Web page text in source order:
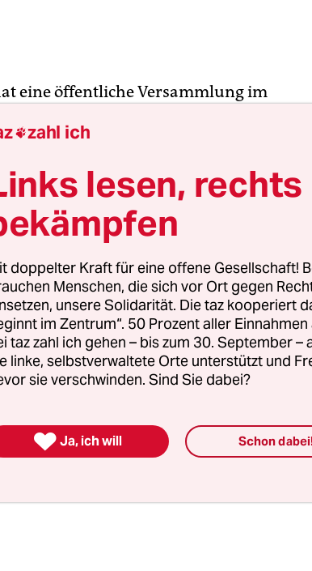
eine öffentliche Versammlung im
In der Erklärung „Bunker von
die fehlende Beteiligung am Projekt
eine stadtteilverträgliche Alternative
Intransparenz geprägt, sagt
für die Linksfraktion im City- und
Beteiligung der Bezirksversammlung
bisher ausgeblieben.“ Jakob nennt
kolossalen Garten-Aufbau
Deckmantel“, bei dem kein
seien.
zahl ich
lesen, rechts
doppelter Kraft für eine offene Gesellschaft!
Menschen, die sich vor Ort gegen
unsere Solidarität. Die taz kooperiert
im Zentrum“. 50 Prozent aller
taz zahl ich gehen – bis zum 30. September –
linke, selbstverwaltete Orte unterstützt und
sie verschwinden. Sind Sie dabei?
 Ja, ich will Schon